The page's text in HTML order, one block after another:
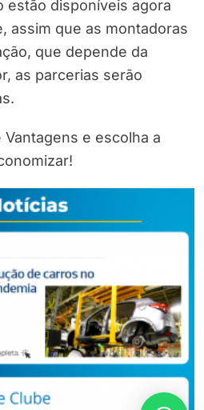
estão disponíveis agora
assim que as montadoras
que depende da
as parcerias serão
e escolha a